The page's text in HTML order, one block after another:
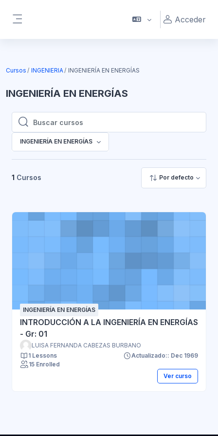
Acceder
Cursos INGENIERIA INGENIERÍA EN ENERGÍAS
INGENIERÍA EN ENERGÍAS
Buscar cursos
Buscar cursos
INGENIERÍA EN ENERGÍAS
1 Cursos Por defecto
INGENIERÍA EN ENERGÍAS
INTRODUCCIÓN A LA INGENIERÍA EN ENERGÍAS
- Gr: 01
LUISA FERNANDA CABEZAS BURBANO
1 Lessons
Actualizado:: Dec 1969
15 Enrolled
Ver curso